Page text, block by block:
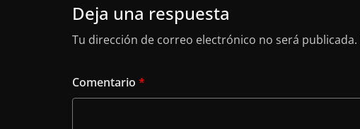
Deja una respuesta
Tu dirección de correo electrónico no será publicada.
Comentario *